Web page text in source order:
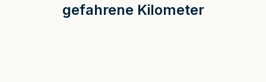
gefahrene Kilometer